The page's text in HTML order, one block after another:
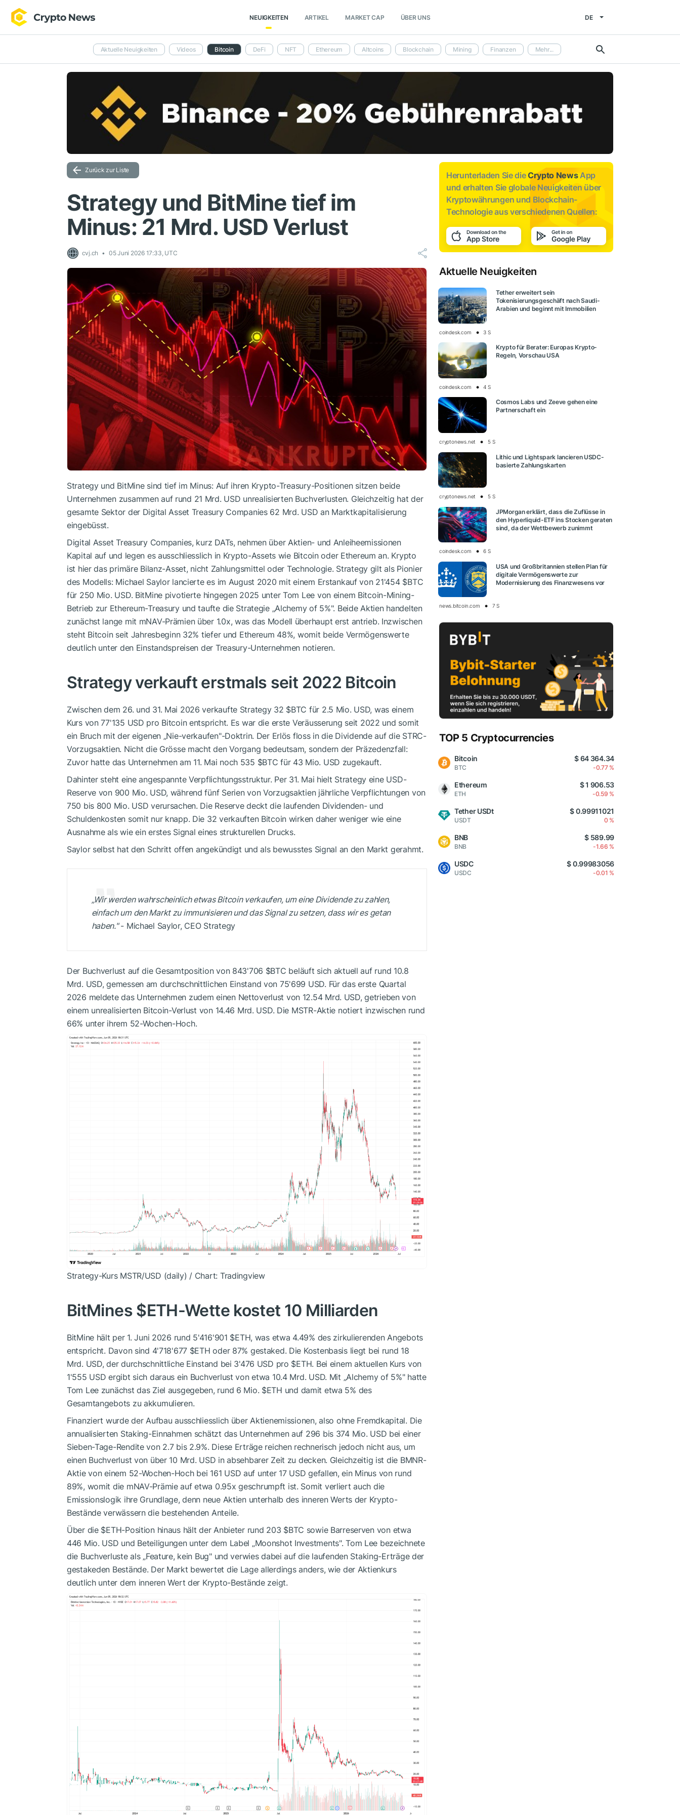
NEUIGKEITEN ARTIKEL MARKET CAP ÜBER UNS DE
Aktuelle Neuigkeiten Videos Bitcoin DeFi NFT Ethereum Altcoins Blockchain Mining Finanzen Mehr...
Zurück zur Liste
Strategy und BitMine tief im
Minus: 21 Mrd. USD Verlust
cvj.ch 05 Juni 2026 17:33, UTC
Strategy und BitMine sind tief im Minus: Auf ihren Krypto-Treasury-Positionen sitzen beide
Unternehmen zusammen auf rund 21 Mrd. USD unrealisierten Buchverlusten. Gleichzeitig hat der
gesamte Sektor der Digital Asset Treasury Companies 62 Mrd. USD an Marktkapitalisierung
eingebüsst.
Digital Asset Treasury Companies, kurz DATs, nehmen über Aktien- und Anleiheemissionen
Kapital auf und legen es ausschliesslich in Krypto-Assets wie Bitcoin oder Ethereum an. Krypto
ist hier das primäre Bilanz-Asset, nicht Zahlungsmittel oder Technologie. Strategy gilt als Pionier
des Modells: Michael Saylor lancierte es im August 2020 mit einem Erstankauf von 21'454 $BTC
für 250 Mio. USD. BitMine pivotierte hingegen 2025 unter Tom Lee von einem Bitcoin-Mining-
Betrieb zur Ethereum-Treasury und taufte die Strategie „Alchemy of 5%". Beide Aktien handelten
zunächst lange mit mNAV-Prämien über 1.0x, was das Modell überhaupt erst antrieb. Inzwischen
steht Bitcoin seit Jahresbeginn 32% tiefer und Ethereum 48%, womit beide Vermögenswerte
deutlich unter den Einstandspreisen der Treasury-Unternehmen notieren.
Strategy verkauft erstmals seit 2022 Bitcoin
Zwischen dem 26. und 31. Mai 2026 verkaufte Strategy 32 $BTC für 2.5 Mio. USD, was einem
Kurs von 77'135 USD pro Bitcoin entspricht. Es war die erste Veräusserung seit 2022 und somit
ein Bruch mit der eigenen „Nie-verkaufen"-Doktrin. Der Erlös floss in die Dividende auf die STRC-
Vorzugsaktien. Nicht die Grösse macht den Vorgang bedeutsam, sondern der Präzedenzfall:
Zuvor hatte das Unternehmen am 11. Mai noch 535 $BTC für 43 Mio. USD zugekauft.
Dahinter steht eine angespannte Verpflichtungsstruktur. Per 31. Mai hielt Strategy eine USD-
Reserve von 900 Mio. USD, während fünf Serien von Vorzugsaktien jährliche Verpflichtungen von
750 bis 800 Mio. USD verursachen. Die Reserve deckt die laufenden Dividenden- und
Schuldenkosten somit nur knapp. Die 32 verkauften Bitcoin wirken daher weniger wie eine
Ausnahme als wie ein erstes Signal eines strukturellen Drucks.
Saylor selbst hat den Schritt offen angekündigt und als bewusstes Signal an den Markt gerahmt.
„Wir werden wahrscheinlich etwas Bitcoin verkaufen, um eine Dividende zu zahlen,
einfach um den Markt zu immunisieren und das Signal zu setzen, dass wir es getan
haben."- Michael Saylor, CEO Strategy
Der Buchverlust auf die Gesamtposition von 843'706 $BTC beläuft sich aktuell auf rund 10.8
Mrd. USD, gemessen am durchschnittlichen Einstand von 75'699 USD. Für das erste Quartal
2026 meldete das Unternehmen zudem einen Nettoverlust von 12.54 Mrd. USD, getrieben von
einem unrealisierten Bitcoin-Verlust von 14.46 Mrd. USD. Die MSTR-Aktie notiert inzwischen rund
66% unter ihrem 52-Wochen-Hoch.
Strategy-Kurs MSTR/USD (daily) / Chart: Tradingview
BitMines $ETH-Wette kostet 10 Milliarden
BitMine hält per 1. Juni 2026 rund 5'416'901 $ETH, was etwa 4.49% des zirkulierenden Angebots
entspricht. Davon sind 4'718'677 $ETH oder 87% gestaked. Die Kostenbasis liegt bei rund 18
Mrd. USD, der durchschnittliche Einstand bei 3'476 USD pro $ETH. Bei einem aktuellen Kurs von
1'555 USD ergibt sich daraus ein Buchverlust von etwa 10.4 Mrd. USD. Mit „Alchemy of 5%" hatte
Tom Lee zunächst das Ziel ausgegeben, rund 6 Mio. $ETH und damit etwa 5% des
Gesamtangebots zu akkumulieren.
Finanziert wurde der Aufbau ausschliesslich über Aktienemissionen, also ohne Fremdkapital. Die
annualisierten Staking-Einnahmen schätzt das Unternehmen auf 296 bis 374 Mio. USD bei einer
Sieben-Tage-Rendite von 2.7 bis 2.9%. Diese Erträge reichen rechnerisch jedoch nicht aus, um
einen Buchverlust von über 10 Mrd. USD in absehbarer Zeit zu decken. Gleichzeitig ist die BMNR-
Aktie von einem 52-Wochen-Hoch bei 161 USD auf unter 17 USD gefallen, ein Minus von rund
89%, womit die mNAV-Prämie auf etwa 0.95x geschrumpft ist. Somit verliert auch die
Emissionslogik ihre Grundlage, denn neue Aktien unterhalb des inneren Werts der Krypto-
Bestände verwässern die bestehenden Anteile.
Über die $ETH-Position hinaus hält der Anbieter rund 203 $BTC sowie Barreserven von etwa
446 Mio. USD und Beteiligungen unter dem Label „Moonshot Investments". Tom Lee bezeichnete
die Buchverluste als „Feature, kein Bug" und verwies dabei auf die laufenden Staking-Erträge der
gestakeden Bestände. Der Markt bewertet die Lage allerdings anders, wie der Aktienkurs
deutlich unter dem inneren Wert der Krypto-Bestände zeigt.
Herunterladen Sie dieCrypto NewsApp
und erhalten Sie globale Neuigkeiten über
Kryptowährungen und Blockchain-
Technologie aus verschiedenen Quellen:
Aktuelle Neuigkeiten
Tether erweitert sein
Tokenisierungsgeschäft nach Saudi-
Arabien und beginnt mit Immobilien
coindesk.com 3 S
Krypto für Berater: Europas Krypto-
Regeln, Vorschau USA
coindesk.com 4 S
Cosmos Labs und Zeeve gehen eine
Partnerschaft ein
cryptonews.net 5 S
Lithic und Lightspark lancieren USDC-
basierte Zahlungskarten
cryptonews.net 5 S
JPMorgan erklärt, dass die Zuflüsse in
den Hyperliquid-ETF ins Stocken geraten
sind, da der Wettbewerb zunimmt
coindesk.com 6 S
USA und Großbritannien stellen Plan für
digitale Vermögenswerte zur
Modernisierung des Finanzwesens vor
news.bitcoin.com 7 S
TOP 5 Cryptocurrencies
Bitcoin
BTC
$ 64 364.34
-0.77 %
Ethereum
ETH
$ 1 906.53
-0.59 %
Tether USDt
USDT
$ 0.99911021
0 %
BNB
BNB
$ 589.99
-1.66 %
USDC
USDC
$ 0.99983056
-0.01 %